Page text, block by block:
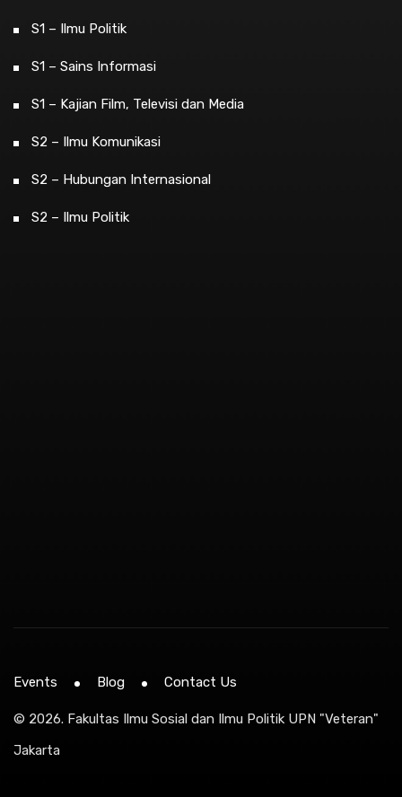
S1 – Ilmu Politik
S1 – Sains Informasi
S1 – Kajian Film, Televisi dan Media
S2 – Ilmu Komunikasi
S2 – Hubungan Internasional
S2 – Ilmu Politik
© 2026. Fakultas Ilmu Sosial dan Ilmu Politik UPN "Veteran"
Jakarta
Events Blog Contact Us